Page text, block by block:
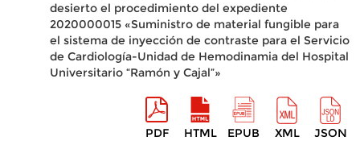
desierto el procedimiento del expediente
2020000015 «Suministro de material fungible para
el sistema de inyección de contraste para el Servicio
de Cardiología-Unidad de Hemodinamia del Hospital
Universitario “Ramón y Cajal”»
PDF HTML EPUB XML JSON